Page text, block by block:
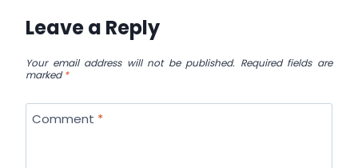
Leave a Reply
Your email address will not be published. Required fields are
marked*
Comment *